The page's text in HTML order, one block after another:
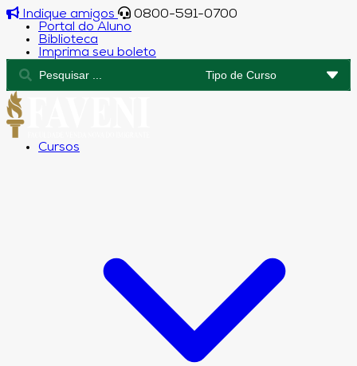
Indique amigos
0800-591-0700
Portal do Aluno
Biblioteca
Imprima seu boleto
Cursos